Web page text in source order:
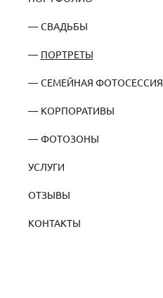
СВАДЬБЫ
ПОРТРЕТЫ
СЕМЕЙНАЯ ФОТОСЕССИЯ
КОРПОРАТИВЫ
ФОТОЗОНЫ
УСЛУГИ
ОТЗЫВЫ
КОНТАКТЫ